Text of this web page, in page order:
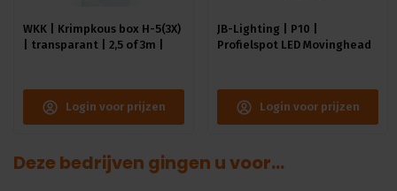
WKK | Krimpkous box H-5(3X)
| transparant | 2,5 of 3m |
Login voor prijzen
JB-Lighting | P10 |
Profielspot LED Movinghead
|4.4° - 60° | 18kg | CRI ≥92 -
Login voor prijzen
Deze bedrijven gingen u voor...